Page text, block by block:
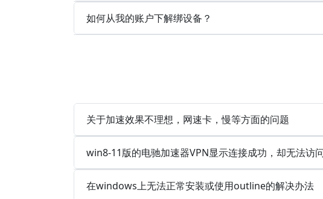
如何从我的账户下解绑设备？
关于加速效果不理想，网速卡，慢等方面的问题
win8-11版的电驰加速器VPN显示连接成功，却无法访
在windows上无法正常安装或使用outline的解决办法